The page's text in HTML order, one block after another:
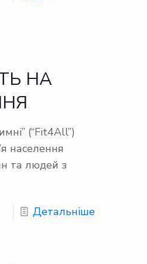
НА
(“Fit4All”)
населення
та людей з
Детальніше